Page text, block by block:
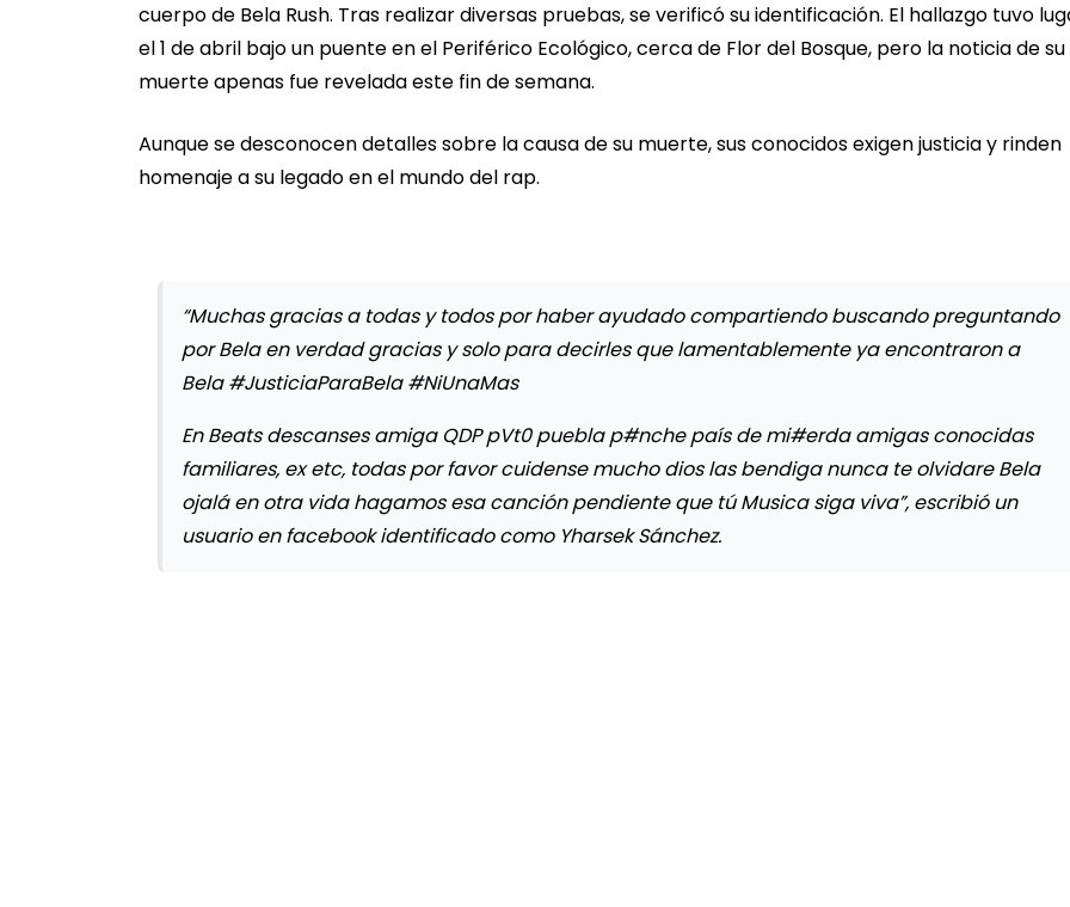
cuerpo de Bela Rush. Tras realizar diversas pruebas, se verificó su identificación. El hallazgo tuvo
el 1 de abril bajo un puente en el Periférico Ecológico, cerca de Flor del Bosque, pero la noticia de su
muerte apenas fue revelada este fin de semana.
Aunque se desconocen detalles sobre la causa de su muerte, sus conocidos exigen justicia y rinden
homenaje a su legado en el mundo del rap.
“Muchas gracias a todas y todos por haber ayudado compartiendo buscando preguntando
por Bela en verdad gracias y solo para decirles que lamentablemente ya encontraron a
Bela #JusticiaParaBela #NiUnaMas
En Beats descanses amiga QDP pVt0 puebla p#nche país de mi#erda amigas conocidas
familiares, ex etc, todas por favor cuidense mucho dios las bendiga nunca te olvidare Bela
ojalá en otra vida hagamos esa canción pendiente que tú Musica siga viva”, escribió un
usuario en facebook identificado como Yharsek Sánchez.